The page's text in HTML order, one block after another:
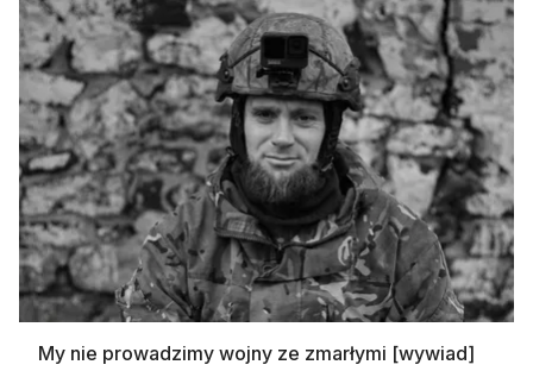
My nie prowadzimy wojny ze zmarłymi [wywiad]